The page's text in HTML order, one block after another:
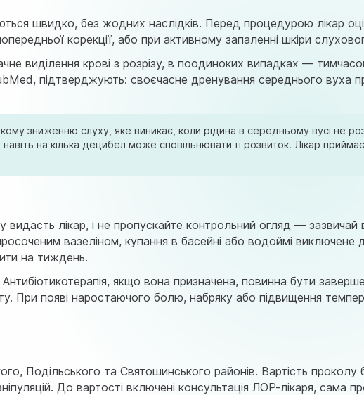
швидко, без жодних наслідків. Перед процедурою лікар
корекції, або при активному запаленні шкіри
виділення крові з розрізу, в поодиноких випадках —
, підтверджують: своєчасне дренування середнього вуха
зниженню слуху, яке виникає, коли рідина в середньому вусі не
на кілька децибел може сповільнювати її розвиток. Лікар
лікар, і не пропускайте контрольний огляд — зазвичай
вазеліном, купання в басейні або водоймі виключене
на тиждень.
якщо вона призначена, повинна бути
При появі наростаючого болю, набряку або підвищення
Подільського та Святошинського районів. Вартість проколу
До вартості включені консультація ЛОР-лікаря, сама